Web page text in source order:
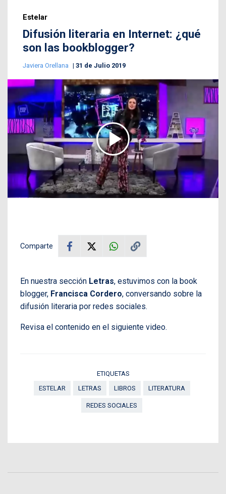
Estelar
Difusión literaria en Internet: ¿qué
son las bookblogger?
Javiera Orellana 31 de Julio 2019
Comparte
En nuestra sección Letras, estuvimos con la book
blogger, Francisca Cordero, conversando sobre la
difusión literaria por redes sociales.
Revisa el contenido en el siguiente video.
ETIQUETAS
ESTELAR
LETRAS LIBROS LITERATURA
REDES SOCIALES